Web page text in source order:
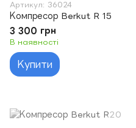
Артикул: 36024
Компресор Berkut R 15
3 300 грн
В наявності
Купити